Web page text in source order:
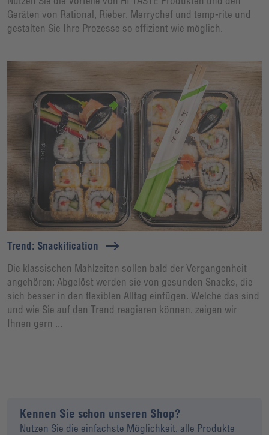
Geräten von Rational, Rieber, Merrychef und temp-rite und
gestalten Sie Ihre Prozesse so effizient wie möglich.
Trend: Snackification
Die klassischen Mahlzeiten sollen bald der Vergangenheit
angehören: Abgelöst werden sie von gesunden Snacks, die
sich besser in den flexiblen Alltag einfügen. Welche das sind
und wie Sie auf den Trend reagieren können, zeigen wir
Ihnen gern ...
Kennen Sie schon unseren Shop?
Nutzen Sie die einfachste Möglichkeit, alle Produkte